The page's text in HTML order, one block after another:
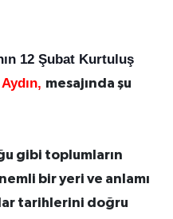
12 Şubat Kurtuluş
Aydın, mesajında şu
gibi toplumların
bir yeri ve anlamı
tarihlerini doğru